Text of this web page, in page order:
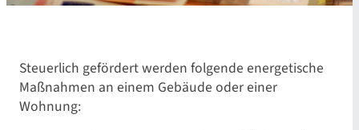
Steuerlich gefördert werden folgende energetische
Maßnahmen an einem Gebäude oder einer
Wohnung: